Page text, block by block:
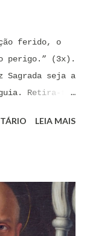
ferido, o
perigo.” (3x).
Sagrada seja a
Retira-te
veneno.” Reze
“O Senhor
(Zacarias
Oração: Eu
LEIA MAIS